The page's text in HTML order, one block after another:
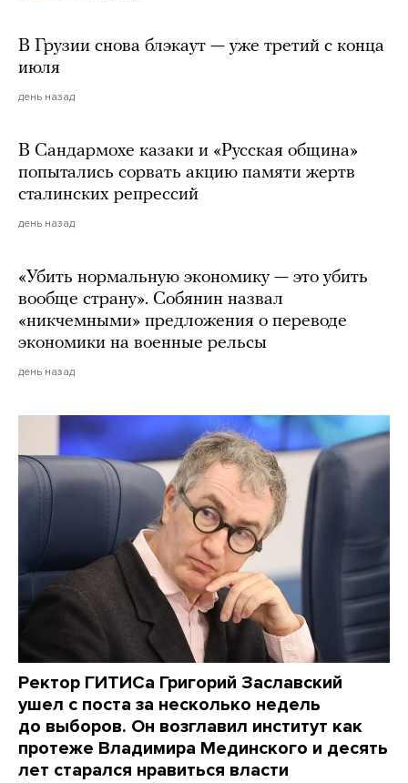
В Грузии снова блэкаут — уже третий с конца
июля
день назад
В Сандармохе казаки и «Русская община»
попытались сорвать акцию памяти жертв
сталинских репрессий
день назад
«Убить нормальную экономику — это убить
вообще страну». Собянин назвал
«никчемными» предложения о переводе
экономики на военные рельсы
день назад
Ректор ГИТИСа Григорий Заславский
ушел с поста за несколько недель
до выборов. Он возглавил институт как
протеже Владимира Мединского и десять
лет старался нравиться власти